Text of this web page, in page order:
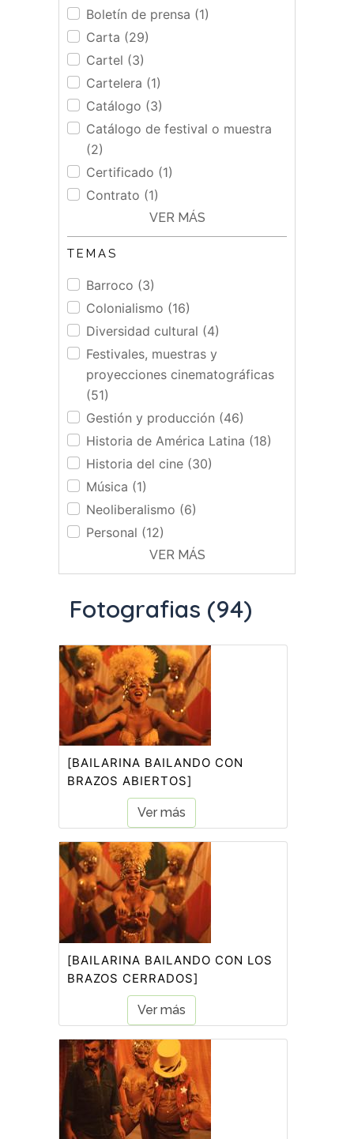
Boletín de prensa (1)
Carta (29)
Cartel (3)
Cartelera (1)
Catálogo (3)
Catálogo de festival o muestra
(2)
Certificado (1)
Contrato (1)
VER MÁS
TEMAS
Barroco (3)
Colonialismo (16)
Diversidad cultural (4)
Festivales, muestras y
proyecciones cinematográficas
(51)
Gestión y producción (46)
Historia de América Latina (18)
Historia del cine (30)
Música (1)
Neoliberalismo (6)
Personal (12)
VER MÁS
Fotografias (94)
[BAILARINA BAILANDO CON
BRAZOS ABIERTOS]
Ver más
[BAILARINA BAILANDO CON LOS
BRAZOS CERRADOS]
Ver más